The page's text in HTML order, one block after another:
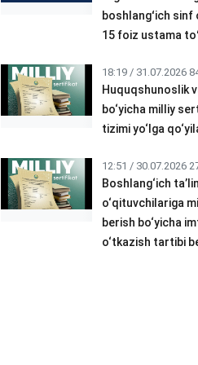
boshlangʻich sinf
15 foiz ustama
18:19 / 31.07.2026
Huquqshunoslik
bo‘yicha milliy
tizimi yo‘lga
12:51 / 30.07.2026
Boshlang‘ich
o‘qituvchilariga
berish bo‘yicha
o‘tkazish tartibi